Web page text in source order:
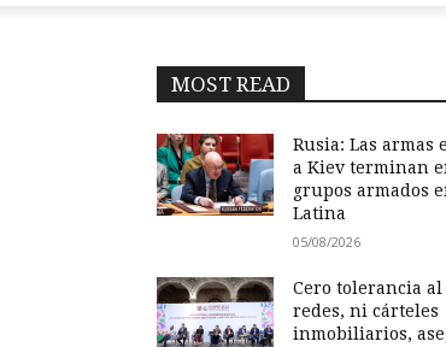
MOST READ
Rusia: Las armas
a Kiev terminan
grupos armados
Latina
05/08/2026
Cero tolerancia
redes, ni cárteles
inmobiliarios,